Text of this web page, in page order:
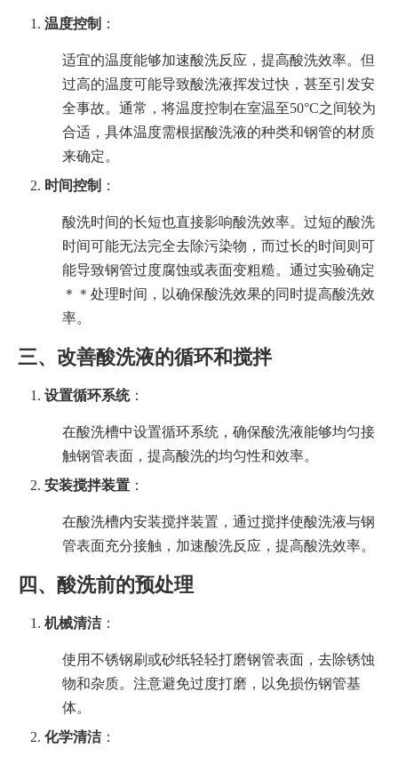
温度控制 ：
适宜的温度能够加速酸洗反应，提高酸洗效率。但
过高的温度可能导致酸洗液挥发过快，甚至引发安
全事故。通常，将温度控制在室温至50°C之间较为
合适，具体温度需根据酸洗液的种类和钢管的材质
来确定。
时间控制 ：
酸洗时间的长短也直接影响酸洗效率。过短的酸洗
时间可能无法完全去除污染物，而过长的时间则可
能导致钢管过度腐蚀或表面变粗糙。通过实验确定
＊＊处理时间，以确保酸洗效果的同时提高酸洗效
率。
三、改善酸洗液的循环和搅拌
设置循环系统：
在酸洗槽中设置循环系统，确保酸洗液能够均匀接
触钢管表面，提高酸洗的均匀性和效率。
安装搅拌装置 ：
在酸洗槽内安装搅拌装置，通过搅拌使酸洗液与钢
管表面充分接触，加速酸洗反应，提高酸洗效率。
四、酸洗前的预处理
机械清洁：
使用不锈钢刷或砂纸轻轻打磨钢管表面，去除锈蚀
物和杂质。注意避免过度打磨，以免损伤钢管基
体。
化学清洁：